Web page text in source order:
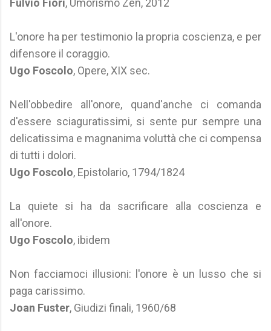
Fulvio Fiori, Umorismo Zen, 2012
L'onore ha per testimonio la propria coscienza, e per
difensore il coraggio.
Ugo Foscolo, Opere, XIX sec.
Nell'obbedire all'onore, quand'anche ci comanda
d'essere sciaguratissimi, si sente pur sempre una
delicatissima e magnanima voluttà che ci compensa
di tutti i dolori.
Ugo Foscolo, Epistolario, 1794/1824
La quiete si ha da sacrificare alla coscienza e
all'onore.
Ugo Foscolo, ibidem
Non facciamoci illusioni: l'onore è un lusso che si
paga carissimo.
Joan Fuster, Giudizi finali, 1960/68